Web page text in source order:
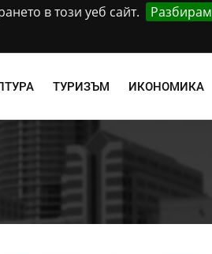
в този уеб сайт. Разбирам
ТУРИЗЪМ ИКОНОМИКА